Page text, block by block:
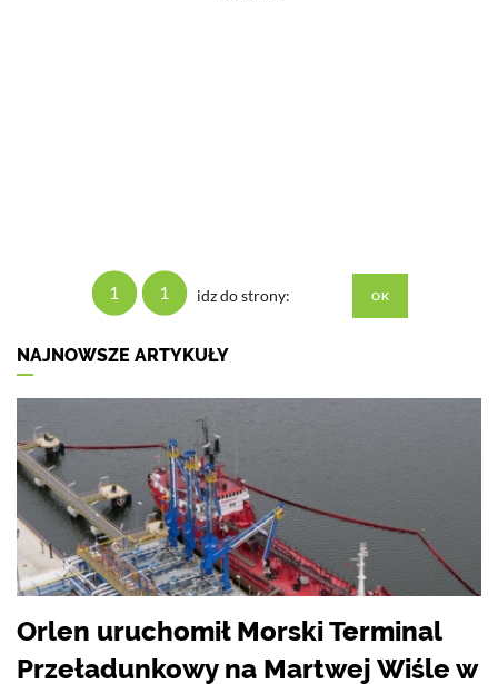
1 1 idz do strony:
NAJNOWSZE ARTYKUŁY
Orlen uruchomił Morski Terminal
Przeładunkowy na Martwej Wiśle w